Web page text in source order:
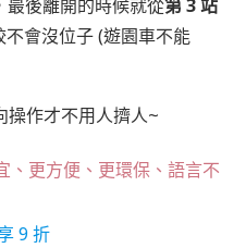
最後離開的時候就從第 3 站
會沒位子 (遊園車不能
操作才不用人擠人~
、更方便、更環保、語言不
9 折